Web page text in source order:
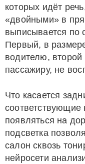
которых идёт
«двойными» в
выписывается по
Первый, в
водителю,
пассажиру, не
Что касается
появляться на
подсветка
салон сквозь
нейросети